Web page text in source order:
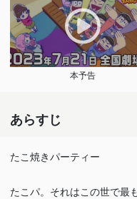
本予告
あらすじ
たこ焼きパーティー
たこパ。それはこの世で最